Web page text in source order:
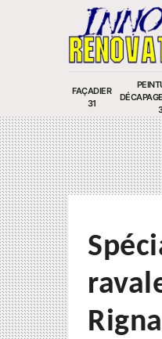
FAÇADIER
31